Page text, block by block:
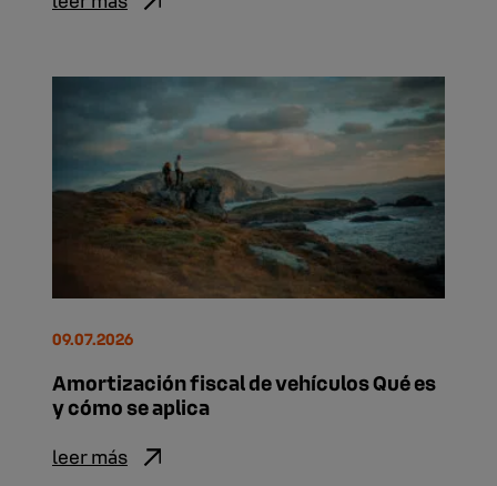
Amortización fiscal de vehículos Qué es
y cómo se aplica
09.07.2026
leer más